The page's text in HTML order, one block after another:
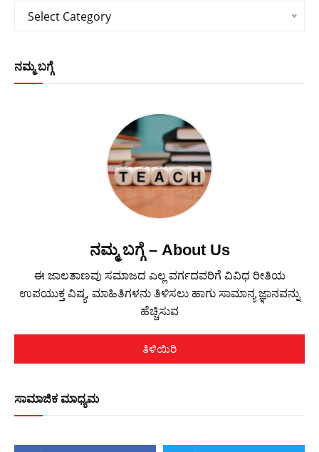
Categories
Select Category
ನಮ್ಮ ಬಗ್ಗೆ
ನಮ್ಮ ಬಗ್ಗೆ – About Us
ಈ ಜಾಲತಾಣವು ಸಮಾಜದ ಎಲ್ಲ ವರ್ಗದವರಿಗೆ ವಿವಿಧ ರೀತಿಯ
ಉಪಯುಕ್ತ ವಿಷ್ಯ, ಮಾಹಿತಿಗಳನು ತಿಳಿಸಲು ಹಾಗು ಸಾಮಾನ್ಯ ಜ್ಞಾನವನ್ನು
ಹೆಚ್ಚಿಸುವ
ತಿಳಿಯಿರಿ
ಸಾಮಾಜಿಕ ಮಾಧ್ಯಮ